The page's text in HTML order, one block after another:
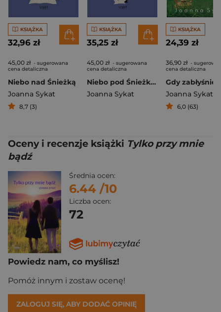
KSIĄŻKA
32,96 zł
45,00 zł - sugerowana
cena detaliczna
Niebo nad Śnieżką
Joanna Sykat
8,7 (3)
KSIĄŻKA
35,25 zł
45,00 zł - sugerowana
cena detaliczna
Niebo pod Śnieżką wyd. 2
Joanna Sykat
KSIĄŻKA
24,39 zł
36,90 zł -
cena detaliczna
Joanna Sykat
6,0 (63)
Oceny i recenzje książki Tylko przy mnie
bądź
Średnia ocen:
6.44 /10
Liczba ocen:
72
Powiedz nam, co myślisz!
Pomóż innym i zostaw ocenę!
ZALOGUJ SIĘ, ABY DODAĆ OPINIĘ